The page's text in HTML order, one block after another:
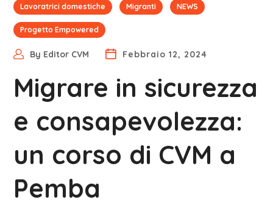
Lavoratrici domestiche Migranti NEWS
Progetto Empowered
By Editor CVM Febbraio 12, 2024
Migrare in sicurezza
e consapevolezza:
un corso di CVM a
Pemba